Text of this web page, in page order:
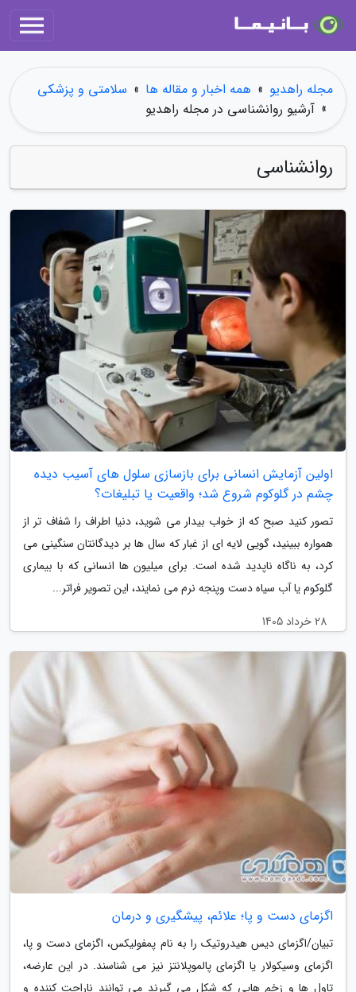
مجله راهدیو » همه اخبار و مقاله ها » سلامتی و پزشکی
» آرشیو روانشناسی در مجله راهدیو
روانشناسی
اولین آزمایش انسانی برای بازسازی سلول های آسیب دیده
چشم در گلوکوم شروع شد؛ واقعیت یا تبلیغات؟
تصور کنید صبح که از خواب بیدار می شوید، دنیا اطراف را شفاف تر از
همواره ببینید، گویی لایه ای از غبار که سال ها بر دیدگانتان سنگینی می
کرد، به ناگاه ناپدید شده است. برای میلیون ها انسانی که با بیماری
گلوکوم یا آب سیاه دست وپنجه نرم می نمایند، این تصویر فراتر...
28 خرداد 1405
اگزمای دست و پا؛ علائم، پیشگیری و درمان
تبیان/اگزمای دیس هیدروتیک را به نام پمفولیکس، اگزمای دست و پا،
اگزمای وسیکولار یا اگزمای پالموپلانتز نیز می شناسند. در این عارضه،
تاول ها و زخم هایی که شکل می گیرند می توانند ناراحت کننده و